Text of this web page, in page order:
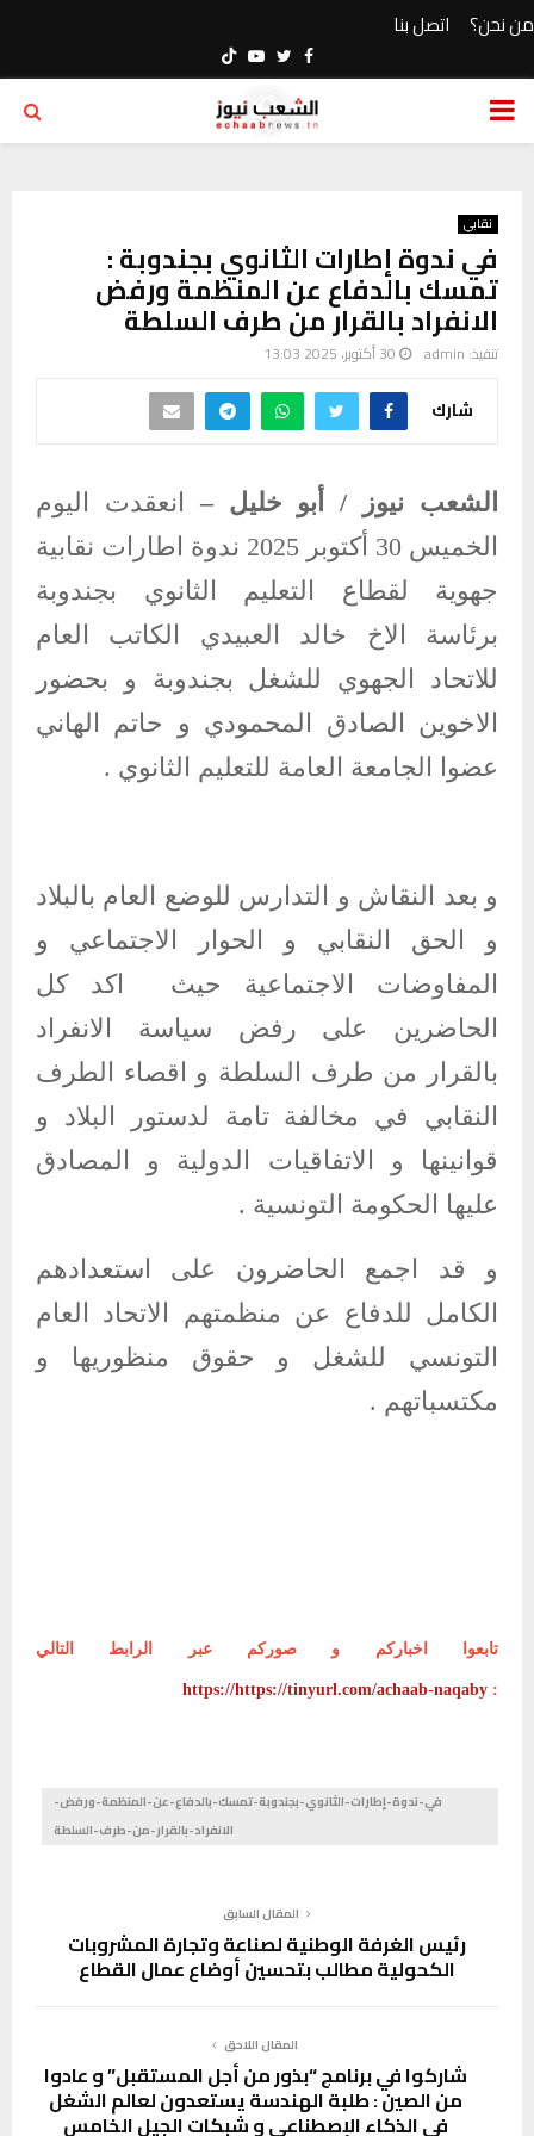
من نحن؟ اتصل بنا
Facebook
Twitter
Youtube
PRIMARY
نقابي
في ندوة إطارات الثانوي بجندوبة :
تمسك بالدفاع عن المنظمة ورفض
الانفراد بالقرار من طرف السلطة
تنفيذ: admin 30 أكتوبر، 2025 13:03
شارك
الشعب نيوز / أبو خليل – انعقدت اليوم
الخميس 30 أكتوبر 2025 ندوة اطارات نقابية
جهوية لقطاع التعليم الثانوي بجندوبة
برئاسة الاخ خالد العبيدي الكاتب العام
للاتحاد الجهوي للشغل بجندوبة و بحضور
الاخوين الصادق المحمودي و حاتم الهاني
عضوا الجامعة العامة للتعليم الثانوي .
و بعد النقاش و التدارس للوضع العام بالبلاد
و الحق النقابي و الحوار الاجتماعي و
المفاوضات الاجتماعية حيث اكد كل
الحاضرين على رفض سياسة الانفراد
بالقرار من طرف السلطة و اقصاء الطرف
النقابي في مخالفة تامة لدستور البلاد و
قوانينها و الاتفاقيات الدولية و المصادق
عليها الحكومة التونسية .
و قد اجمع الحاضرون على استعدادهم
الكامل للدفاع عن منظمتهم الاتحاد العام
التونسي للشغل و حقوق منظوريها و
مكتسباتهم .
تابعوا اخباركم و صوركم عبر الرابط التالي
:
https://https://tinyurl.com/achaab-naqaby
في-ندوة-إطارات-الثانوي-بجندوبة-تمسك-بالدفاع-عن-المنظمة-ورفض-
الانفراد-بالقرار-من-طرف-السلطة
المقال السابق
رئيس الغرفة الوطنية لصناعة وتجارة المشروبات
الكحولية مطالب بتحسين أوضاع عمال القطاع
المقال اللاحق
شاركوا في برنامج “بذور من أجل المستقبل” و عادوا
من الصين : طلبة الهندسة يستعدون لعالم الشغل
في الذكاء الإصطناعي و شبكات الجيل الخامس